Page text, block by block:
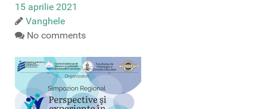
15 aprilie 2021
Vanghele
No comments